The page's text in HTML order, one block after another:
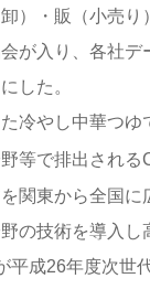
）・販（小売り
が入り、各社
した。
冷やし中華つゆ
等で排出される
関東から全国に
の技術を導入し
成26年度次世